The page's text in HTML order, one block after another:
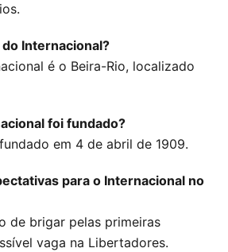
Internacional?
é o Beira-Rio, localizado
foi fundado?
em 4 de abril de 1909.
para o Internacional no
de brigar pelas primeiras
vaga na Libertadores.